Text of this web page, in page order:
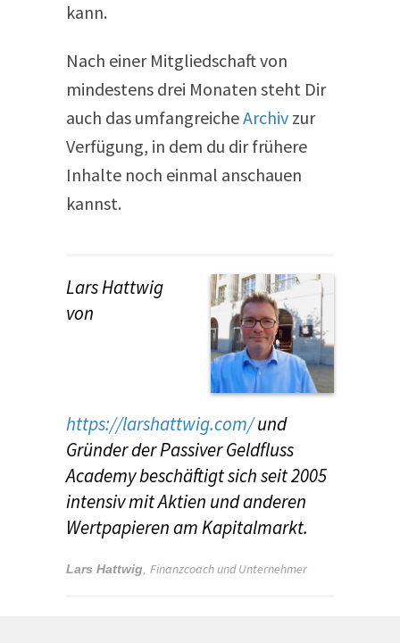
kann.
Nach einer Mitgliedschaft von
mindestens drei Monaten steht Dir
auch das umfangreicheArchiv zur
Verfügung, in dem du dir frühere
Inhalte noch einmal anschauen
kannst.
Lars Hattwig
von
https://larshattwig.com/und
Gründer der Passiver Geldfluss
Academy beschäftigt sich seit 2005
intensiv mit Aktien und anderen
Wertpapieren am Kapitalmarkt.
Lars Hattwig, Finanzcoach und Unternehmer